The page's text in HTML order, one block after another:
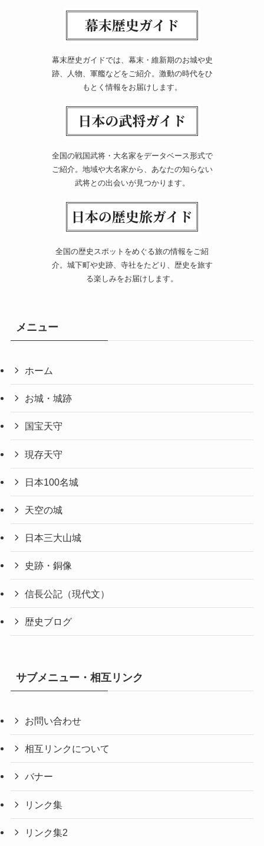
幕末歴史ガイドでは、幕末・維新期のお城や史
跡、人物、軍艦などをご紹介。激動の時代をひ
もとく情報をお届けします。
全国の戦国武将・大名家をデータベース形式で
ご紹介。地域や大名家から、あなたの知らない
武将との出会いが見つかります。
全国の歴史スポットをめぐる旅の情報をご紹
介。城下町や史跡、寺社をたどり、歴史を旅す
る楽しみをお届けします。
メニュー
ホーム
お城・城跡
国宝天守
現存天守
日本100名城
天空の城
日本三大山城
史跡・銅像
信長公記（現代文）
歴史ブログ
サブメニュー・相互リンク
お問い合わせ
相互リンクについて
バナー
リンク集
リンク集2